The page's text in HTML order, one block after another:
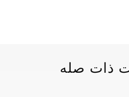
ذات صله